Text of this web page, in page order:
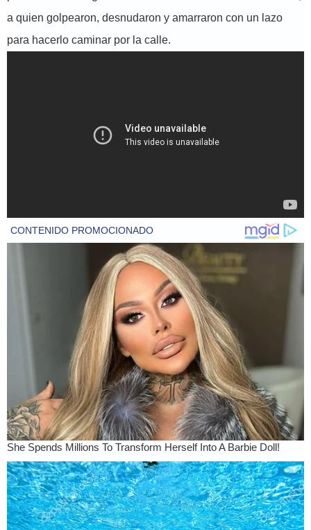
a quien golpearon, desnudaron y amarraron con un lazo
para hacerlo caminar por la calle.